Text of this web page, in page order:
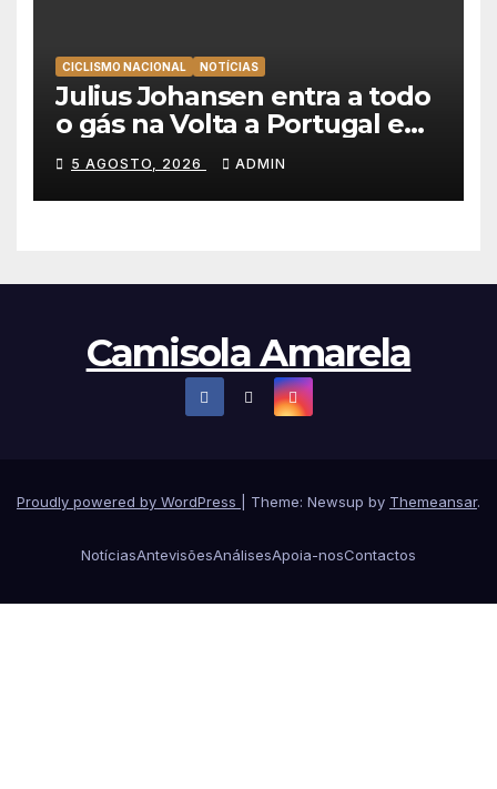
CICLISMO NACIONAL NOTÍCIAS
Julius Johansen entra a todo
o gás na Volta a Portugal e
lidera dobradinha da UAE
Team Emirates em Lisboa
5 AGOSTO, 2026 ADMIN
Camisola Amarela
Proudly powered by WordPress Theme: Newsup by Themeansar.
NotíciasAntevisõesAnálisesApoia-nosContactos